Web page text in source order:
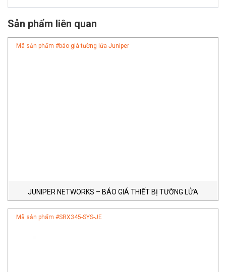
Sản phẩm liên quan
Mã sản phẩm #báo giá tường lửa Juniper
JUNIPER NETWORKS – BÁO GIÁ THIẾT BỊ TƯỜNG LỬA
Mã sản phẩm #SRX345-SYS-JE